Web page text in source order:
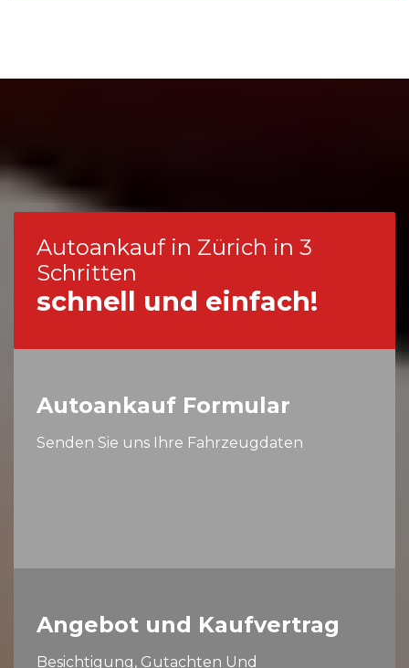
Autoankauf in Zürich in 3
Schritten
schnell und einfach!
Autoankauf Formular
Senden Sie uns Ihre Fahrzeugdaten
Angebot und Kaufvertrag
Besichtigung, Gutachten Und